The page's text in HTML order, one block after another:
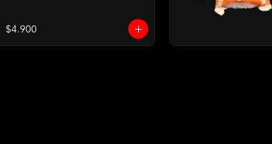
$4.900